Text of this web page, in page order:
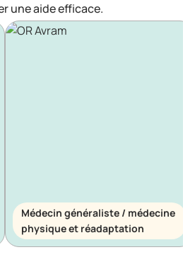
une aide efficace.
Médecin généraliste / médecine
physique et réadaptation